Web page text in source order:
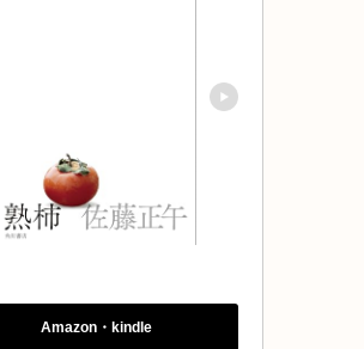
Amazon・kindle